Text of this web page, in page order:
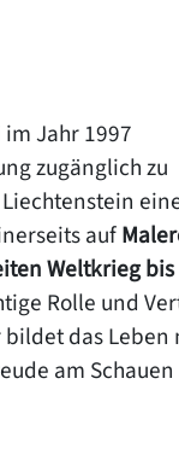
Jahr 1997
zugänglich zu
auf
Weltkrieg
Rolle und
bildet das Leben
am Schauen